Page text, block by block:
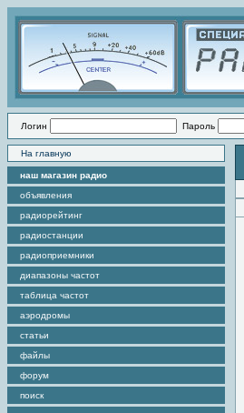
Логин Пароль
На главную
наш магазин радио
объявления
радиорейтинг
радиостанции
радиоприемники
диапазоны частот
таблица частот
аэродромы
статьи
файлы
форум
поиск